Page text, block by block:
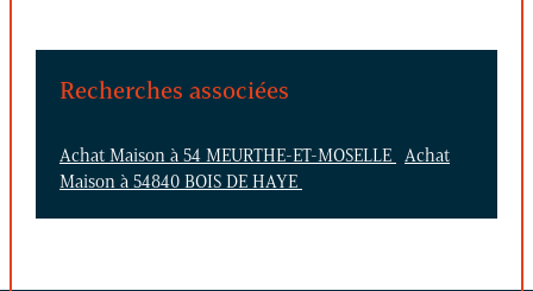
Recherches associées
Achat Maison à 54 MEURTHE-ET-MOSELLE
Achat
Maison à 54840 BOIS DE HAYE